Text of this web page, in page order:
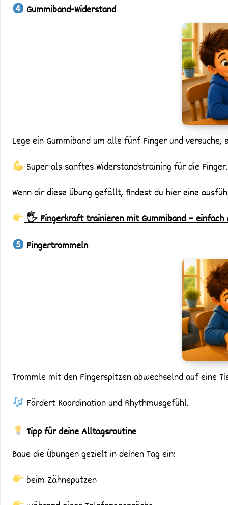
Gummiband-Widerstand
Lege ein Gummiband um alle fünf Finger und versuche,
Super als sanftes Widerstandstraining für die Finger.
Wenn dir diese Übung gefällt, findest du hier eine
🖐️ Fingerkraft trainieren mit Gummiband – einfach
Fingertrommeln
Trommle mit den Fingerspitzen abwechselnd auf eine
Fördert Koordination und Rhythmusgefühl.
Tipp für deine Alltagsroutine
Baue die Übungen gezielt in deinen Tag ein:
beim Zähneputzen